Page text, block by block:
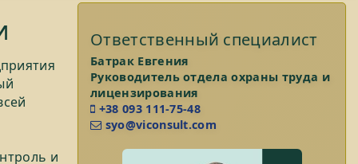
и
Ответственный специалист
Батрак Евгения
Руководитель отдела охраны труда и
лицензирования
+38 093 111-75-48
syo@viconsult.com